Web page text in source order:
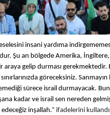
insani yardıma
Şu an bölgede Amerika,
gelip durması gerekmektedir.
göreceksiniz.
sürece israil durmayacak.
kadar ve israil sen nereden
inşallah.” ifadelerini